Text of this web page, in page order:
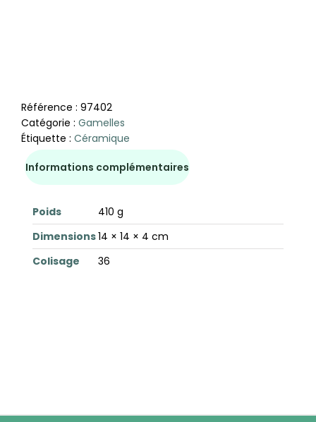
Référence : 97402
Catégorie : Gamelles
Étiquette : Céramique
Informations complémentaires
Poids
410 g
Dimensions14 × 14 × 4 cm
Colisage
36